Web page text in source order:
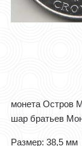
монета Остров
шар братьев
Размер: 38,5 мм